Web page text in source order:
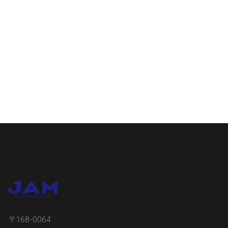
〒168-0064